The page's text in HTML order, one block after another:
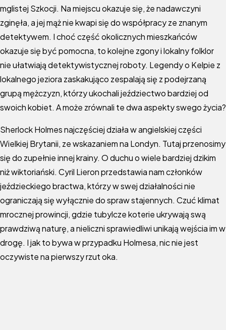
mglistej Szkocji. Na miejscu okazuje się, że nadawczyni
zginęła, a jej mąż nie kwapi się do współpracy ze znanym
detektywem. I choć część okolicznych mieszkańców
okazuje się być pomocna, to kolejne zgony i lokalny folklor
nie ułatwiają detektywistycznej roboty. Legendy o Kelpie z
lokalnego jeziora zaskakująco zespalają się z podejrzaną
grupą mężczyzn, którzy ukochali jeździectwo bardziej od
swoich kobiet. A może zrównali te dwa aspekty swego życia?
Sherlock Holmes najczęściej działa w angielskiej części
Wielkiej Brytanii, ze wskazaniem na Londyn. Tutaj przenosimy
się do zupełnie innej krainy. O duchu o wiele bardziej dzikim
niż wiktoriański. Cyril Lieron przedstawia nam członków
jeździeckiego bractwa, którzy w swej działalności nie
ograniczają się wyłącznie do spraw stajennych. Czuć klimat
mrocznej prowincji, gdzie tubylcze koterie ukrywają swą
prawdziwą naturę, a nieliczni sprawiedliwi unikają wejścia im w
drogę. I jak to bywa w przypadku Holmesa, nic nie jest
oczywiste na pierwszy rzut oka.